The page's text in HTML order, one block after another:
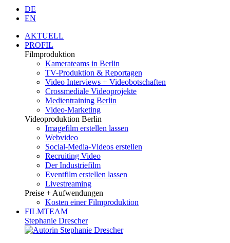
DE
EN
AKTUELL
PROFIL
Filmproduktion
Kamerateams in Berlin
TV-Produktion & Reportagen
Video Interviews + Videobotschaften
Crossmediale Videoprojekte
Medientraining Berlin
Video-Marketing
Videoproduktion Berlin
Imagefilm erstellen lassen
Webvideo
Social-Media-Videos erstellen
Recruiting Video
Der Industriefilm
Eventfilm erstellen lassen
Livestreaming
Preise + Aufwendungen
Kosten einer Filmproduktion
FILMTEAM
Stephanie Drescher